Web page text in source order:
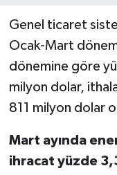
Genel ticaret
Ocak-Mart
dönemine göre
milyon dolar,
811 milyon dolar
Mart ayında
ihracat yüzde